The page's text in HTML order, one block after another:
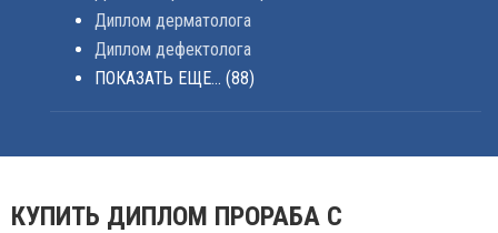
Диплом дерматолога
Диплом дефектолога
ПОКАЗАТЬ ЕЩЕ... (88)
КУПИТЬ ДИПЛОМ ПРОРАБА С